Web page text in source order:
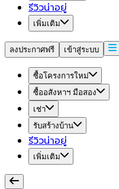
รีวิวน่าอยู่
เพิ่มเติม
ลงประกาศฟรี เข้าสู่ระบบ
ซื้อโครงการใหม่
ซื้ออสังหาฯ มือสอง
เช่า
รับสร้างบ้าน
รีวิวน่าอยู่
เพิ่มเติม